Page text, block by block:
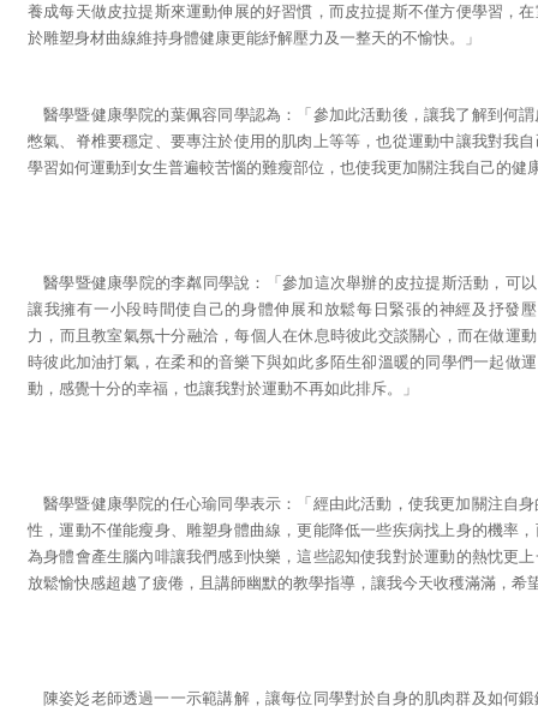
養成每天做皮拉提斯來運動伸展的好習慣，而皮拉提斯不僅方便學習，
於雕塑身材曲線維持身體健康更能紓解壓力及一整天的不愉快。」
醫學暨健康學院的葉佩容同學認為：「參加此活動後，讓我了解到何
憋氣、脊椎要穩定、要專注於使用的肌肉上等等，也從運動中讓我對我
學習如何運動到女生普遍較苦惱的難瘦部位，也使我更加關注我自己的健
醫學暨健康學院的李粼同學說：「參加這次舉辦的皮拉提斯活動，可以
讓我擁有一小段時間使自己的身體伸展和放鬆每日緊張的神經及抒發壓
力，而且教室氣氛十分融洽，每個人在休息時彼此交談關心，而在做運動
時彼此加油打氣，在柔和的音樂下與如此多陌生卻溫暖的同學們一起做運
動，感覺十分的幸福，也讓我對於運動不再如此排斥。」
醫學暨健康學院的任心瑜同學表示：「經由此活動，使我更加關注自
性，運動不僅能瘦身、雕塑身體曲線，更能降低一些疾病找上身的機率
為身體會產生腦內啡讓我們感到快樂，這些認知使我對於運動的熱忱更
放鬆愉快感超越了疲倦，且講師幽默的教學指導，讓我今天收穫滿滿，希
陳姿彣老師透過一一示範講解，讓每位同學對於自身的肌肉群及如何